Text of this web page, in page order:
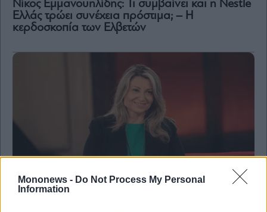
Mononews - Do Not Process My Personal
Information
Νίκος Εμμανουηλίδης: Τι συμβαίνει και η Nestle
Ελλάς τρώει συνέχεια πρόστιμα; – Η
κερδοσκοπία των Ελβετών